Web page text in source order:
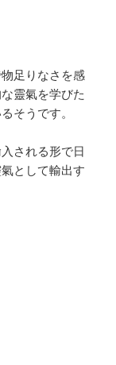
足りなさを感
靈氣を学びた
そうです。
される形で日
として輸出す